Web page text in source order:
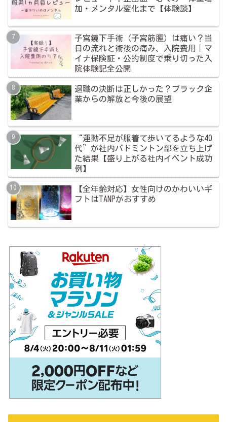
加・メンタル変化まで【体験談】
子宮鏡下手術（子宮筋腫）は痛い？当
日の流れと術後の痛み、入院費用｜マ
イナ保険証・公的制度で乗り切った入
院体験記全公開
退職の決断は正しかった？ブラック企
業からの解放と今後の展望
“運動不足が服着て歩いてるような40
代”が社内バドミントン部を立ち上げ
た結果【盛り上がる社内イベント成功
例】
【全年齢対応】女性向けのかわいいギ
フトはTANPがおすすめ